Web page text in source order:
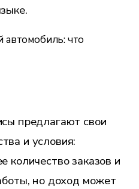
автомобиль: что
предлагают свои
и условия:
количество заказов и
но доход может